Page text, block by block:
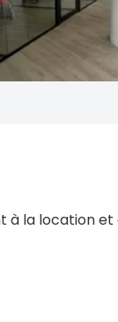
la location